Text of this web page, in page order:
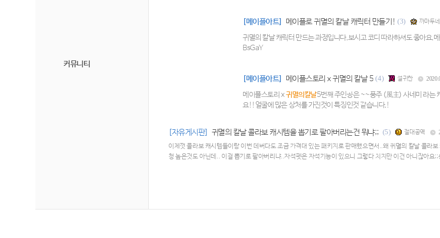
커뮤니티
[메이플아트] 메이플로 귀멸의 칼날 캐릭터 만들기! (3) 까마두
귀멸의 칼날 캐릭터 만드는 과정입니다.보시고 코디 따라하셔도 좋아
BsGaY
[메이플아트] 메이플스토리 x 귀멸의 칼날 5 (4) 설귀한
메이플스토리 x귀멸의칼날5번째 주인공은 ~~풍주 (風主) 사네미 라는
요!!얼굴에 많은 상처를 가진것이 특징인것 같습니다.!
[자유게시판] 귀멸의 칼날 콜라보 캐시템을 뽑기로 팔아버리는건 뭐냐;; (5) 절대공역
이제껏 콜라보 캐시템들이랑 이번 데버다도 조금 가격대 있는 패키지로 판매했으면서..왜 귀멸의 칼날 콜라
청 높은것도 아닌데.. 이걸 뽑기로 팔아버리냐..자석펫은 자석기능이 있으니 그렇다 치지만 이건 아니잖아요